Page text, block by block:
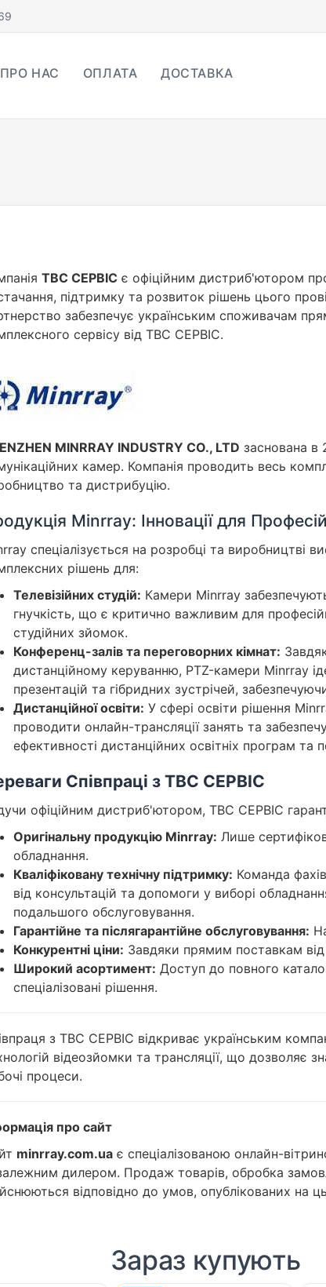
ПРО НАС ОПЛАТА ДОСТАВКА
ТВС СЕРВІС є офіційним дистриб'ютором
підтримку та розвиток рішень цього
забезпечує українським споживачам
сервісу від ТВС СЕРВІС.
MINRRAY INDUSTRY CO., LTD заснована в
камер. Компанія проводить весь
та дистрибуцію.
Minrray: Інновації для
спеціалізується на розробці та виробництві
рішень для:
Телевізійних студій: Камери Minrray
гнучкість, що є критично важливим для
студійних зйомок.
Конференц-залів та переговорних кімнат:
дистанційному керуванню, PTZ-камери Minrray
презентацій та гібридних зустрічей,
Дистанційної освіти: У сфері освіти рішення
проводити онлайн-трансляції занять та
ефективності дистанційних освітніх програм та
Співпраці з ТВС СЕРВІС
офіційним дистриб'ютором, ТВС СЕРВІС
Оригінальну продукцію Minrray: Лише
обладнання.
Кваліфіковану технічну підтримку: Команда
від консультацій та допомоги у виборі
подальшого обслуговування.
Гарантійне та післягарантійне обслуговування:
Конкурентні ціни: Завдяки прямим поставкам
Широкий асортимент: Доступ до повного
спеціалізовані рішення.
з ТВС СЕРВІС відкриває українським
відеозйомки та трансляції, що дозволяє
процеси.
про сайт
minrray.com.ua є спеціалізованою онлайн-
дилером. Продаж товарів, обробка
відповідно до умов, опублікованих на
Зараз купують